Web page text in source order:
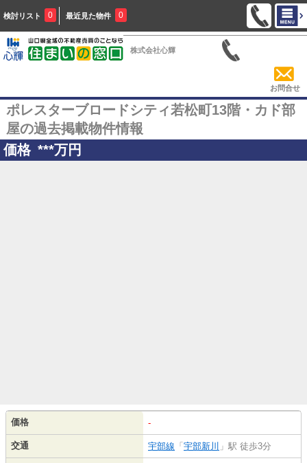
検討リスト 0 最近見た物件 0
株式会社心輝
お問合せ
ポレスターブロードシティ若松町13階・カド部
屋の過去掲載物件情報
価格 ***万円
価格 -
交通 宇部線 「 宇部新川 」駅 徒歩3分